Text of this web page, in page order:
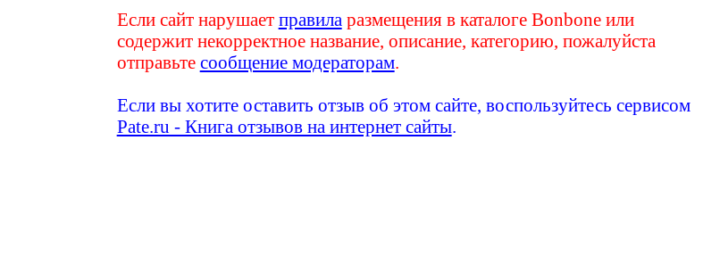
Если сайт нарушает правила размещения в каталоге Bonbone или
содержит некорректное название, описание, категорию, пожалуйста
отправьте сообщение модераторам.
Если вы хотите оставить отзыв об этом сайте, воспользуйтесь сервисом
Pate.ru - Книга отзывов на интернет сайты.